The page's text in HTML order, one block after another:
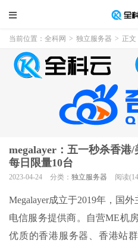
当前位置： 全科网 > 独立服务器 > 正文
megalayer：五一秒杀香港/
每日限量10台
2023-04-24 分类： 独立服务器 阅读
Megalayer成立于2019年，国
电信服务提供商。自营ME机
优质的香港服务器、香港站